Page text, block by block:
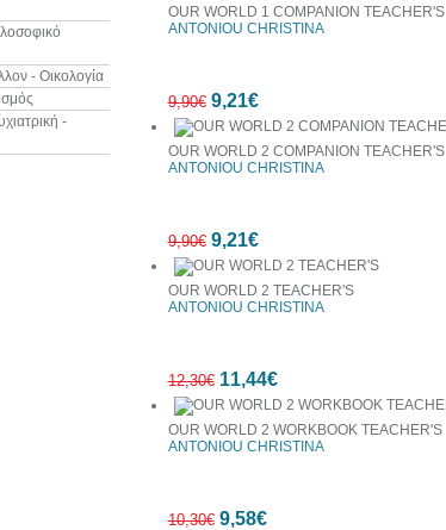
- Οικολογία
-
OUR WORLD 1 COMPANION TEACHER'S
ANTONIOU CHRISTINA
9,90€ 9,21€
OUR WORLD 2 COMPANION TEACHER'S
ANTONIOU CHRISTINA
9,90€ 9,21€
OUR WORLD 2 TEACHER'S
ANTONIOU CHRISTINA
12,30€ 11,44€
OUR WORLD 2 WORKBOOK TEACHER'S
ANTONIOU CHRISTINA
10,30€ 9,58€